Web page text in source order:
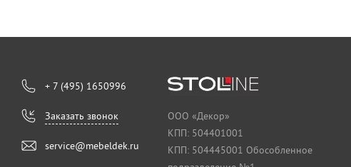
+ 7 (495) 1650996
Заказать звонок
service@mebeldek.ru
ООО «Декор»
КПП: 504401001
КПП: 504445001 Обособленное